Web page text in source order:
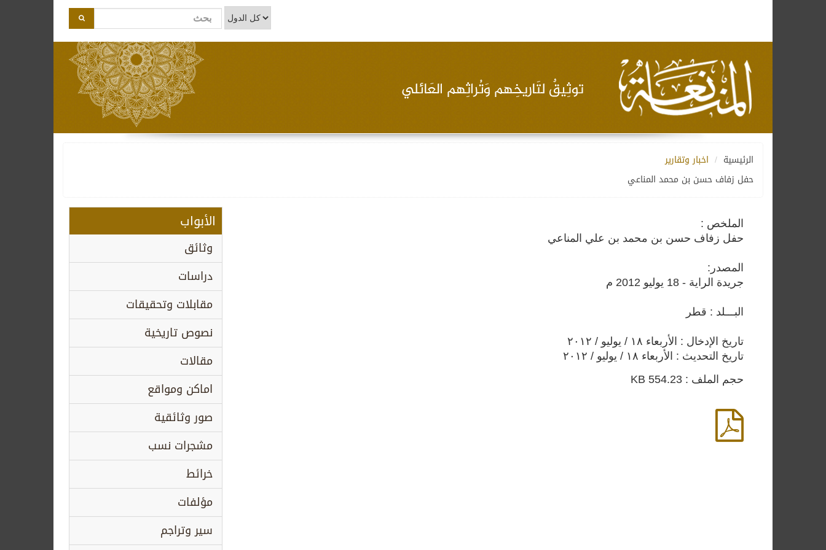
الأبواب
وثائق
دراسات
مقابلات وتحقيقات
نصوص تاريخية
مقالات
اماكن ومواقع
صور وثائقية
مشجرات نسب
خرائط
مؤلفات
سير وتراجم
الرئيسية
اخبار وتقارير
حفل زفاف حسن بن محمد المناعي
الملخص :
حفل زفاف حسن بن محمد بن علي المناعي
المصدر:
جريدة الراية - 18 يوليو 2012 م
البـــلد : قطر
تاريخ الإدخال : الأربعاء ١٨ / يوليو / ٢٠١٢
تاريخ التحديث : الأربعاء ١٨ / يوليو / ٢٠١٢
حجم الملف : 554.23 KB